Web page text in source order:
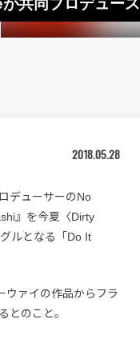
共同プロデュース
2018.05.28
デューサーのNo
』を今夏〈Dirty
ルとなる「Do It
ウァイの作品からフラ
とのこと。